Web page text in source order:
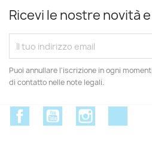
Ricevi le nostre novità
Puoi annullare l'iscrizione in ogni
di contatto nelle note legali.
FacebookYouTube